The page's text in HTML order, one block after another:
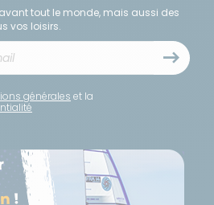
tout le monde, mais aussi des
vos loisirs.
générales et la